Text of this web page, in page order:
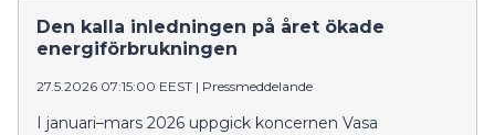
ökas vid olika störningar och under svårförutsägbara
väderförhållanden.
Den kalla inledningen på året ökade
energiförbrukningen
27.5.2026 07:15:00 EEST | Pressmeddelande
I januari–mars 2026 uppgick koncernen Vasa